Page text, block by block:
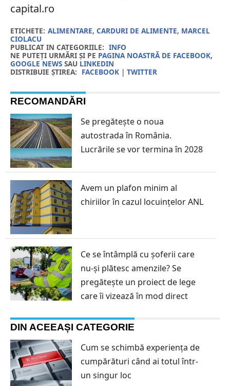
capital.ro
ETICHETE: ALIMENTARE, CARDURI DE ALIMENTE, MARCEL
CIOLACU
PUBLICAT IN CATEGORIILE: INFO
NE PUTEȚI URMĂRI ȘI PE PAGINA NOASTRĂ DE FACEBOOK,
GOOGLE NEWSSAU LINKEDIN
DISTRIBUIE ȘTIREA: FACEBOOK| TWITTER
RECOMANDĂRI
Se pregătește o noua
autostrada în România.
Lucrările se vor termina în 2028
Avem un plafon minim al
chiriilor în cazul locuințelor ANL
Ce se întâmplă cu șoferii care
nu-și plătesc amenzile? Se
pregătește un proiect de lege
care îi vizează în mod direct
DIN ACEEAȘI CATEGORIE
Cum se schimbă experiența de
cumpărături când ai totul într-
un singur loc